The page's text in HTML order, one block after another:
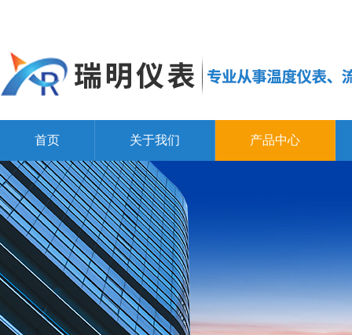
首页 关于我们 产品中心